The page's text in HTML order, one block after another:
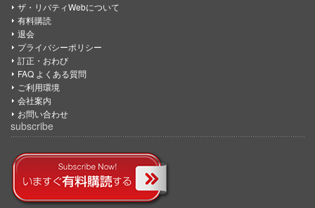
ザ・リバティWebについて
有料購読
退会
プライバシーポリシー
訂正・おわび
FAQ よくある質問
ご利用環境
会社案内
お問い合わせ
subscribe